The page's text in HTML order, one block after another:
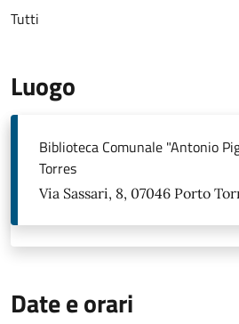
Tutti
Luogo
Biblioteca Comunale "Antonio
Torres
Via Sassari, 8, 07046 Porto
Date e orari